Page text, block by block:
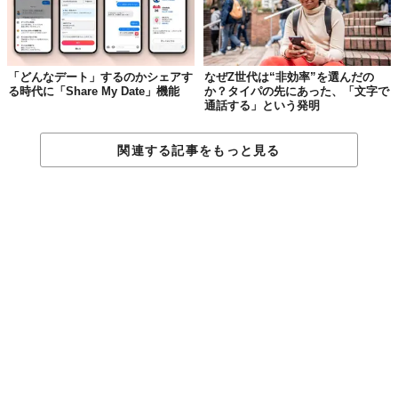
「どんなデート」するのかシェアす
る時代に「Share My Date」機能
なぜZ世代は“非効率”を選んだの
か？タイパの先にあった、「文字で
通話する」という発明
関連する記事をもっと見る